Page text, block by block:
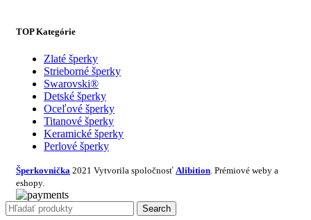
TOP Kategórie
Zlaté šperky
Strieborné šperky
Swarovski®
Detské šperky
Oceľové šperky
Titanové šperky
Keramické šperky
Perlové šperky
Šperkovnička 2021 Vytvorila spoločnosť Alibition . Prémiové weby a
eshopy.
Search